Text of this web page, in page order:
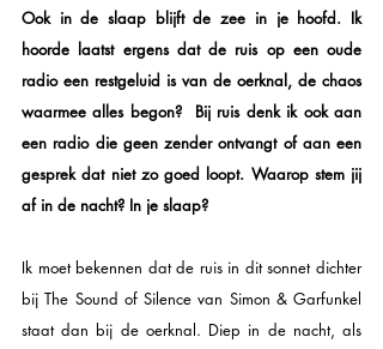
Ook in de slaap blijft de zee in je hoofd. Ik
hoorde laatst ergens dat de ruis op een oude
radio een restgeluid is van de oerknal, de chaos
waarmee alles begon?  Bij ruis denk ik ook aan
een radio die geen zender ontvangt of aan een
gesprek dat niet zo goed loopt. Waarop stem jij
af in de nacht? In je slaap?
Ik moet bekennen dat de ruis in dit sonnet dichter
bij The Sound of Silence van Simon & Garfunkel
staat dan bij de oerknal. Diep in de nacht, als